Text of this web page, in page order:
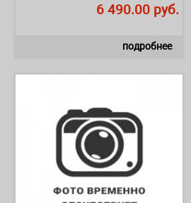
6 490.00 руб.
подробнее